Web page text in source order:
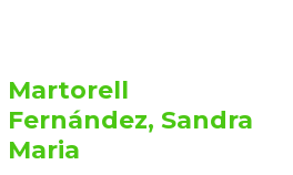
Martorell
Fernández, Sandra
Maria